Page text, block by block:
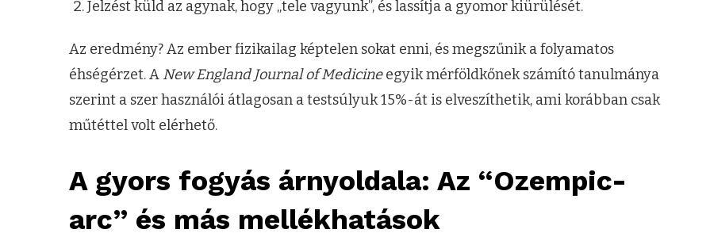
Jelzést küld az agynak, hogy „tele vagyunk”, és lassítja a gyomor kiürülését.
Az eredmény? Az ember fizikailag képtelen sokat enni, és megszűnik a folyamatos
éhségérzet. A New England Journal of Medicineegyik mérföldkőnek számító tanulmánya
szerint a szer használói átlagosan a testsúlyuk 15%-át is elveszíthetik, ami korábban csak
műtéttel volt elérhető.
A gyors fogyás árnyoldala: Az “Ozempic-
arc” és más mellékhatások